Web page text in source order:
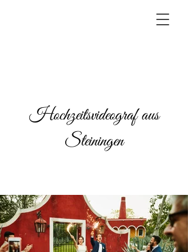
Hochzeitsvideograf aus
Steiningen